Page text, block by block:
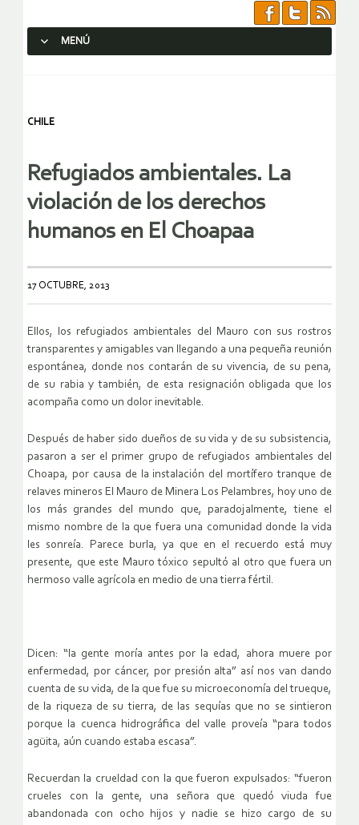
MENÚ
CHILE
Refugiados ambientales. La
violación de los derechos
humanos en El Choapaa
17 OCTUBRE, 2013
Ellos, los refugiados ambientales del Mauro con sus rostros
transparentes y amigables van llegando a una pequeña reunión
espontánea, donde nos contarán de su vivencia, de su pena,
de su rabia y también, de esta resignación obligada que los
acompaña como un dolor inevitable.
Después de haber sido dueños de su vida y de su subsistencia,
pasaron a ser el primer grupo de refugiados ambientales del
Choapa, por causa de la instalación del mortífero tranque de
relaves mineros El Mauro de Minera Los Pelambres, hoy uno de
los más grandes del mundo que, paradojalmente, tiene el
mismo nombre de la que fuera una comunidad donde la vida
les sonreía. Parece burla, ya que en el recuerdo está muy
presente, que este Mauro tóxico sepultó al otro que fuera un
hermoso valle agrícola en medio de una tierra fértil.
Dicen: “la gente moría antes por la edad, ahora muere por
enfermedad, por cáncer, por presión alta” así nos van dando
cuenta de su vida, de la que fue su microeconomía del trueque,
de la riqueza de su tierra, de las sequías que no se sintieron
porque la cuenca hidrográfica del valle proveía “para todos
agüita, aún cuando estaba escasa”.
Recuerdan la crueldad con la que fueron expulsados: “fueron
crueles con la gente, una señora que quedó viuda fue
abandonada con ocho hijos y nadie se hizo cargo de su